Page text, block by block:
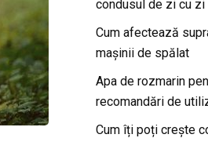
condusul de zi cu zi
Cum afectează
mașinii de spălat
Apa de rozmarin
recomandări de
Cum îți poți crește